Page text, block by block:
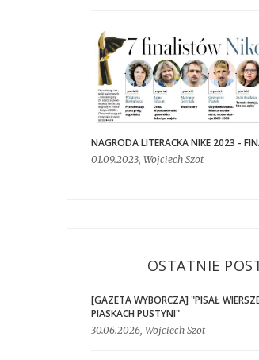
NAGRODA LITERACKA NIKE 2023 -
01.09.2023, Wojciech Szot
OSTATNIE
[GAZETA WYBORCZA] "PISAŁ
PIASKACH PUSTYNI"
30.06.2026, Wojciech Szot